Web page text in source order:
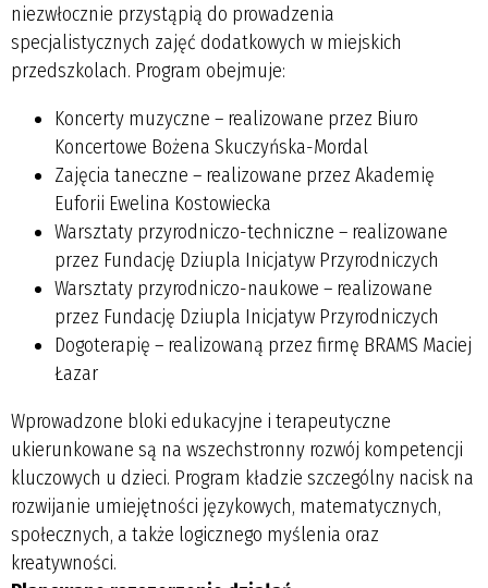
niezwłocznie przystąpią do prowadzenia
specjalistycznych zajęć dodatkowych w miejskich
przedszkolach. Program obejmuje:
Koncerty muzyczne – realizowane przez Biuro
Koncertowe Bożena Skuczyńska-Mordal
Zajęcia taneczne – realizowane przez Akademię
Euforii Ewelina Kostowiecka
Warsztaty przyrodniczo-techniczne – realizowane
przez Fundację Dziupla Inicjatyw Przyrodniczych
Warsztaty przyrodniczo-naukowe – realizowane
przez Fundację Dziupla Inicjatyw Przyrodniczych
Dogoterapię – realizowaną przez firmę BRAMS Maciej
Łazar
Wprowadzone bloki edukacyjne i terapeutyczne
ukierunkowane są na wszechstronny rozwój kompetencji
kluczowych u dzieci. Program kładzie szczególny nacisk na
rozwijanie umiejętności językowych, matematycznych,
społecznych, a także logicznego myślenia oraz
kreatywności.